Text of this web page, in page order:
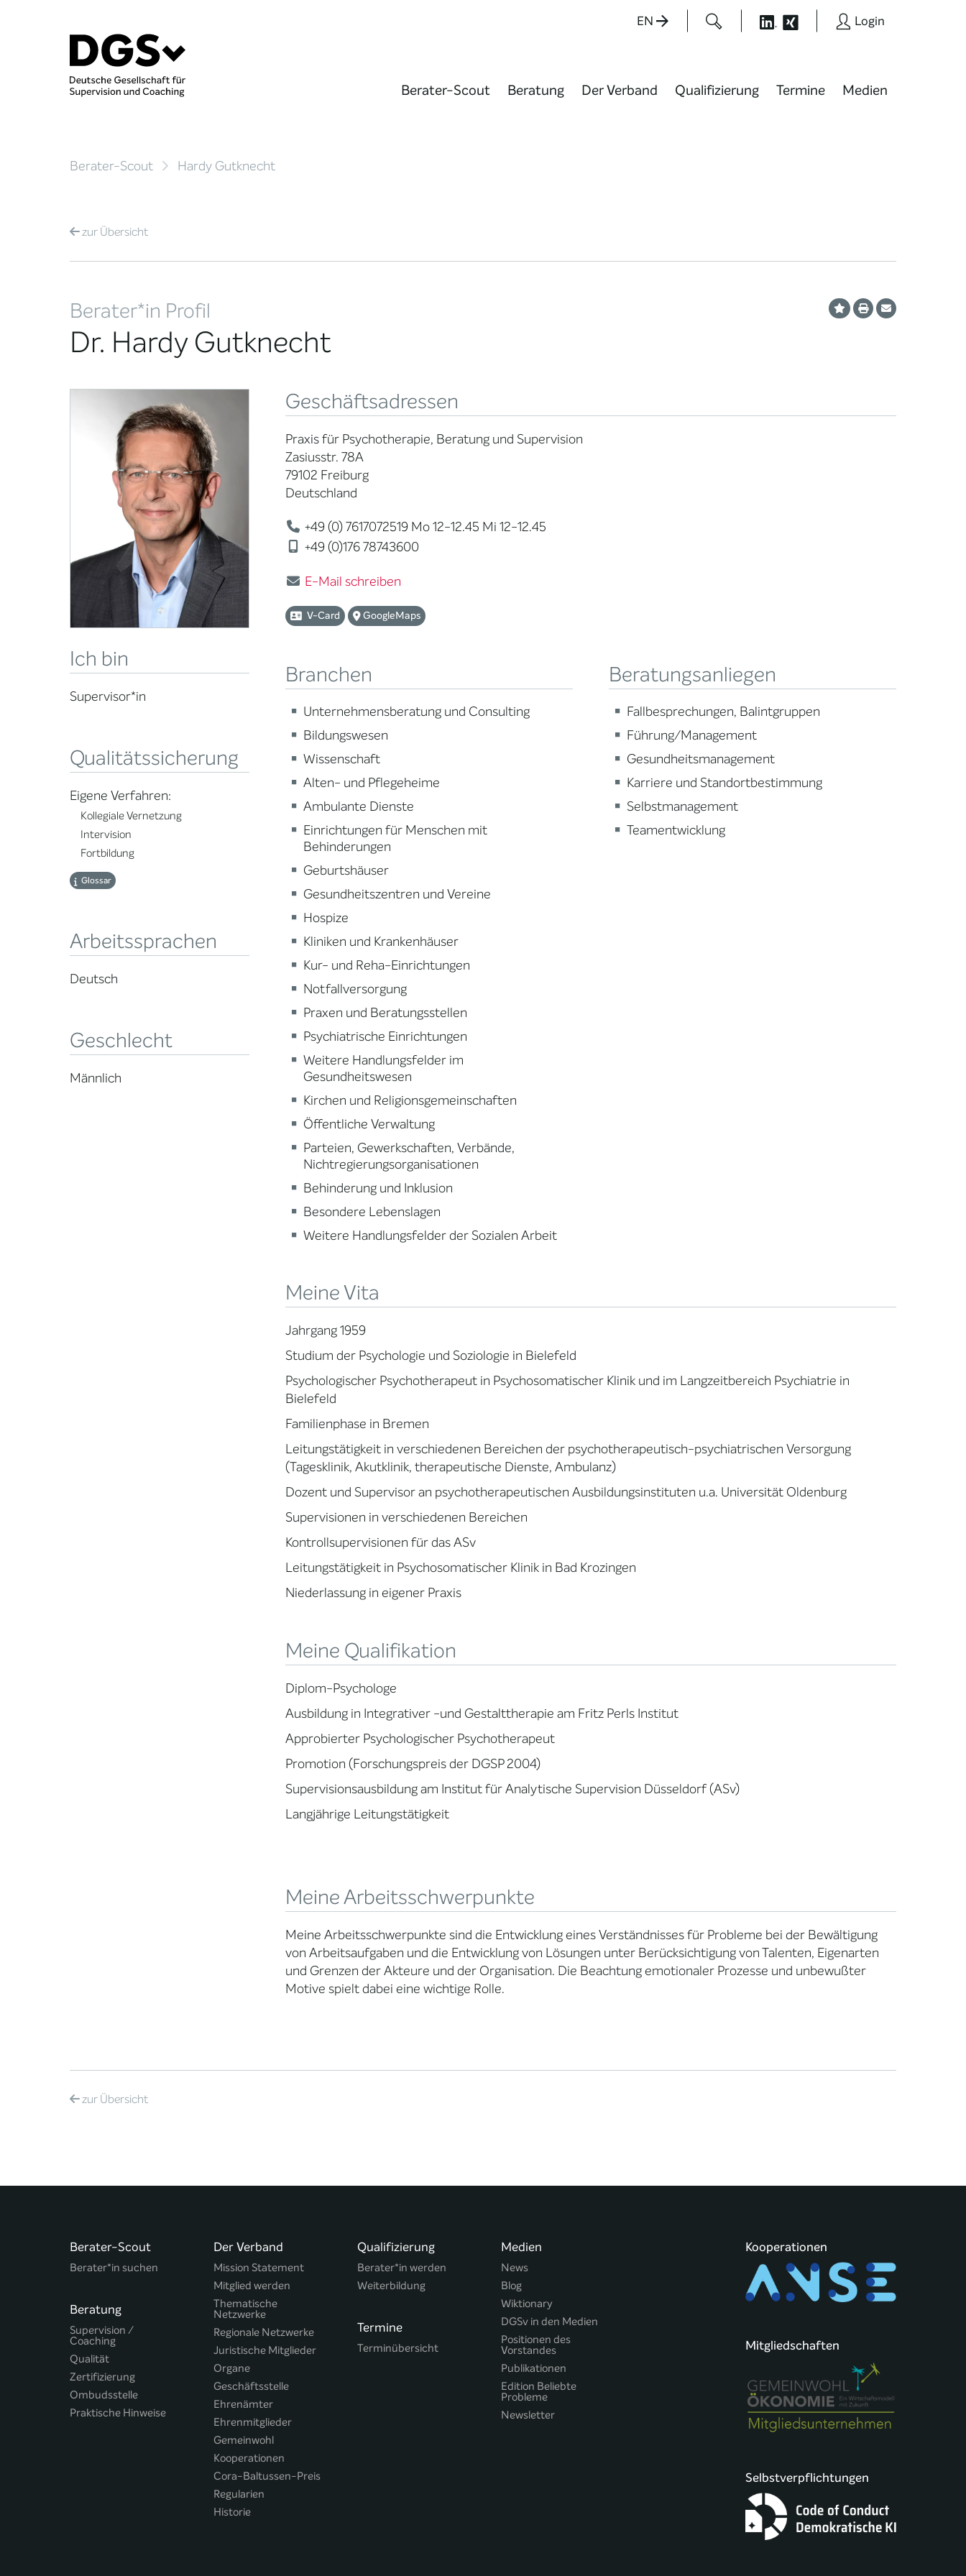
EN Login
Berater-Scout Beratung Der Verband Qualifizierung Termine Medien
Berater-Scout Hardy Gutknecht
zurÜbersicht
Berater*in Profil
Dr. Hardy Gutknecht
Ich bin
Supervisor*in
Qualitätssicherung
Eigene Verfahren:
Kollegiale Vernetzung
Intervision
Fortbildung
Glossar
Arbeitssprachen
Deutsch
Geschlecht
Männlich
Geschäftsadressen
Praxis für Psychotherapie, Beratung und Supervision
Zasiusstr. 78A
79102 Freiburg
Deutschland
+49 (0) 7617072519 Mo 12-12.45 Mi 12-12.45
+49 (0)176 78743600
E-Mail schreiben
V-Card GoogleMaps
Branchen
Unternehmensberatung und Consulting
Bildungswesen
Wissenschaft
Alten- und Pflegeheime
Ambulante Dienste
Einrichtungen für Menschen mit
Behinderungen
Geburtshäuser
Gesundheitszentren und Vereine
Hospize
Kliniken und Krankenhäuser
Kur- und Reha-Einrichtungen
Notfallversorgung
Praxen und Beratungsstellen
Psychiatrische Einrichtungen
Weitere Handlungsfelder im
Gesundheitswesen
Kirchen und Religionsgemeinschaften
Öffentliche Verwaltung
Parteien, Gewerkschaften, Verbände,
Nichtregierungsorganisationen
Behinderung und Inklusion
Besondere Lebenslagen
Weitere Handlungsfelder der Sozialen Arbeit
Beratungsanliegen
Fallbesprechungen, Balintgruppen
Führung/Management
Gesundheitsmanagement
Karriere und Standortbestimmung
Selbstmanagement
Teamentwicklung
Meine Vita
Jahrgang 1959
Studium der Psychologie und Soziologie in Bielefeld
Psychologischer Psychotherapeut in Psychosomatischer Klinik und im Langzeitbereich Psychiatrie in
Bielefeld
Familienphase in Bremen
Leitungstätigkeit in verschiedenen Bereichen der psychotherapeutisch-psychiatrischen Versorgung
(Tagesklinik, Akutklinik, therapeutische Dienste, Ambulanz)
Dozent und Supervisor an psychotherapeutischen Ausbildungsinstituten u.a. Universität Oldenburg
Supervisionen in verschiedenen Bereichen
Kontrollsupervisionen für das ASv
Leitungstätigkeit in Psychosomatischer Klinik in Bad Krozingen
Niederlassung in eigener Praxis
Meine Qualifikation
Diplom-Psychologe
Ausbildung in Integrativer -und Gestalttherapie am Fritz Perls Institut
Approbierter Psychologischer Psychotherapeut
Promotion (Forschungspreis der DGSP 2004)
Supervisionsausbildung am Institut für Analytische Supervision Düsseldorf (ASv)
Langjährige Leitungstätigkeit
Meine Arbeitsschwerpunkte
Meine Arbeitsschwerpunkte sind die Entwicklung eines Verständnisses für Probleme bei der Bewältigung
von Arbeitsaufgaben und die Entwicklung von Lösungen unter Berücksichtigung von Talenten, Eigenarten
und Grenzen der Akteure und der Organisation. Die Beachtung emotionaler Prozesse und unbewußter
Motive spielt dabei eine wichtige Rolle.
zurÜbersicht
Berater-Scout
Berater*in suchen
Beratung
Supervision /
Coaching
Qualität
Zertifizierung
Ombudsstelle
Praktische Hinweise
Der Verband
Mission Statement
Mitglied werden
Thematische
Netzwerke
Regionale Netzwerke
Juristische Mitglieder
Organe
Geschäftsstelle
Ehrenämter
Ehrenmitglieder
Gemeinwohl
Kooperationen
Cora-Baltussen-Preis
Regularien
Historie
Qualifizierung
Berater*in werden
Weiterbildung
Termine
Terminübersicht
Medien
News
Blog
Wiktionary
DGSv in den Medien
Positionen des
Vorstandes
Publikationen
Edition Beliebte
Probleme
Newsletter
Kooperationen
Mitgliedschaften
Selbstverpflichtungen